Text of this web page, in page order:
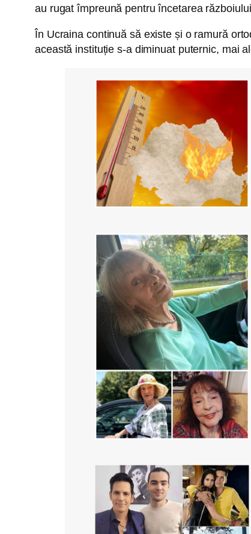
au rugat împreună pentru încetarea
În Ucraina continuă să existe și o ramură
această instituție s-a diminuat puternic, mai